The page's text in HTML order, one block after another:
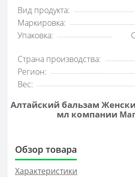
Вид продукта:
Маркировка:
Упаковка:
Страна производства:
Регион:
Вес:
Алтайский бальзам
мл компании
Обзор товара
Характеристики